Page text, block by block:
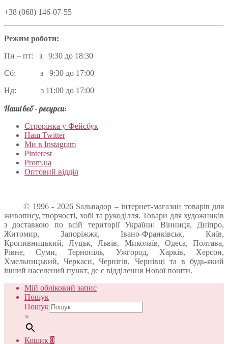
+38 (068) 146-07-55
Режим роботи:
Пн – пт: з 9:30 до 18:30
Сб: з 9:30 до 17:00
Нд: з 11:00 до 17:00
Наші веб – ресурси:
Строрінка у Фейсбук
Наш Twitter
Ми в Instagram
Pinterest
Prom.ua
Оптовий відділ
© 1996 - 2026 Sальвадор – інтернет-магазин товарів для
живопису, творчості, хобі та рукоділля. Товари для художників
з доставкою по всій території України: Вінниця, Дніпро,
Житомир, Запоріжжя, Івано-Франківськ, Київ,
Кропивницький, Луцьк, Львів, Миколаїв, Одеса, Полтава,
Рівне, Суми, Тернопіль, Ужгород, Харків, Херсон,
Хмельницький, Черкаси, Чернігів, Чернівці та в будь-який
інший населений пункт, де є відділення Нової пошти.
Мій обліковий запис
Пошук
Пошук
×
Кошик 0